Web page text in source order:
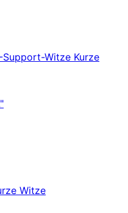
Support-Witze Kurze
Witze